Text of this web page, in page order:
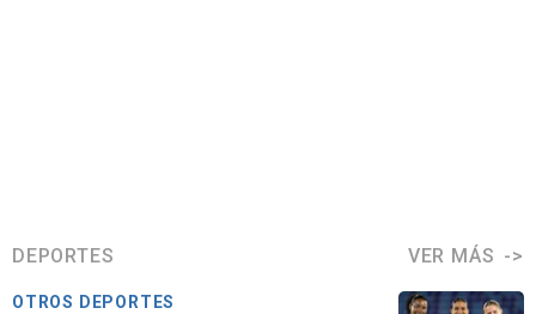
DEPORTES VER MÁS
OTROS DEPORTES